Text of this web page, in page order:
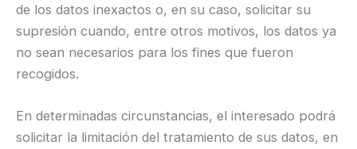
de los datos inexactos o, en su caso, solicitar su
supresión cuando, entre otros motivos, los datos ya
no sean necesarios para los fines que fueron
recogidos.
En determinadas circunstancias, el interesado podrá
solicitar la limitación del tratamiento de sus datos, en